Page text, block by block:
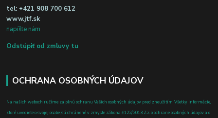
tel: +421 908 700 612
www.jtf.sk
napíšte nám
Odstúpiť od zmluvy tu
OCHRANA OSOBNÝCH ÚDAJOV
Na našich weboch ručíme za plnú ochranu Vašich osobných údajov pred zneužitím. Všetky informácie,
ktoré uvediete o svojej osobe, sú chránené v zmysle zákona č.122/2013 Z.z. o ochrane osobných údajov a o